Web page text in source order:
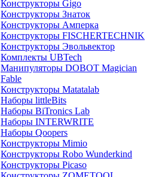
Конструкторы Gigo
Конструкторы Знаток
Конструкторы Амперка
Конструкторы FISCHERTECHNIK
Конструкторы Эвольвектор
Комплекты UBTech
Манипуляторы DOBOT Magician
Fable
Конструкторы Matatalab
Наборы littleBits
Наборы BiTronics Lab
Наборы INTERWRITE
Наборы Qoopers
Конструкторы Mimio
Конструкторы Robo Wunderkind
Конструкторы Picaso